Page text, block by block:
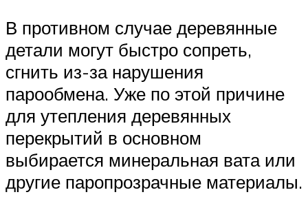
В противном случае деревянные
детали могут быстро сопреть,
сгнить из-за нарушения
парообмена. Уже по этой причине
для утепления деревянных
перекрытий в основном
выбирается минеральная вата или
другие паропрозрачные материалы.